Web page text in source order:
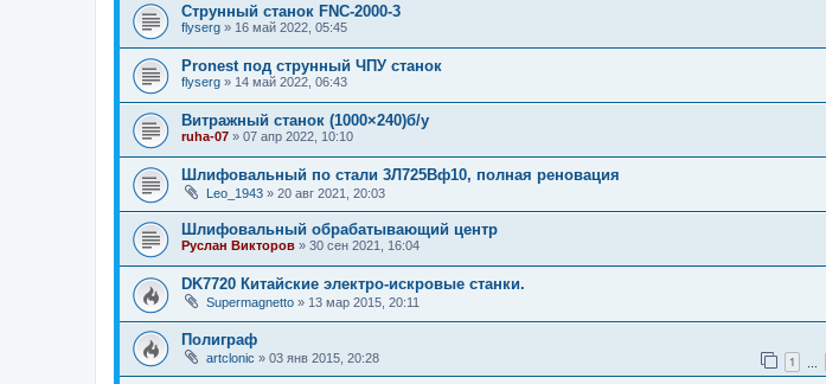
Струнный станок FNC-2000-3
flyserg » 16 май 2022, 05:45
Pronest под струнный ЧПУ станок
flyserg » 14 май 2022, 06:43
Витражный станок (1000×240)б/у
ruha-07 » 07 апр 2022, 10:10
Шлифовальный по стали 3Л725Вф10, полная реновация
Leo_1943 » 20 авг 2021, 20:03
Шлифовальный обрабатывающий центр
Руслан Викторов » 30 сен 2021, 16:04
DK7720 Китайские электро-искровые станки.
Supermagnetto » 13 мар 2015, 20:11
Полиграф
artclonic » 03 янв 2015, 20:28 1